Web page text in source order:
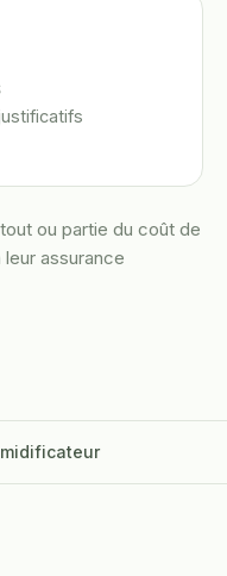
ou partie du coût de
assurance